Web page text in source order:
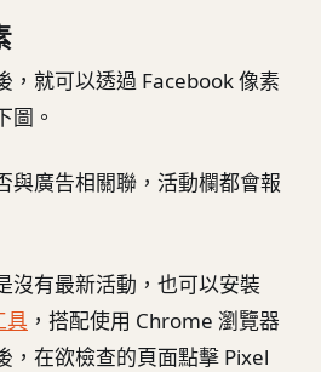
，就可以透過 Facebook 像素
圖。
與廣告相關聯，活動欄都會報
沒有最新活動，也可以安裝
具 ，搭配使用 Chrome 瀏覽器
，在欲檢查的頁面點擊 Pixel